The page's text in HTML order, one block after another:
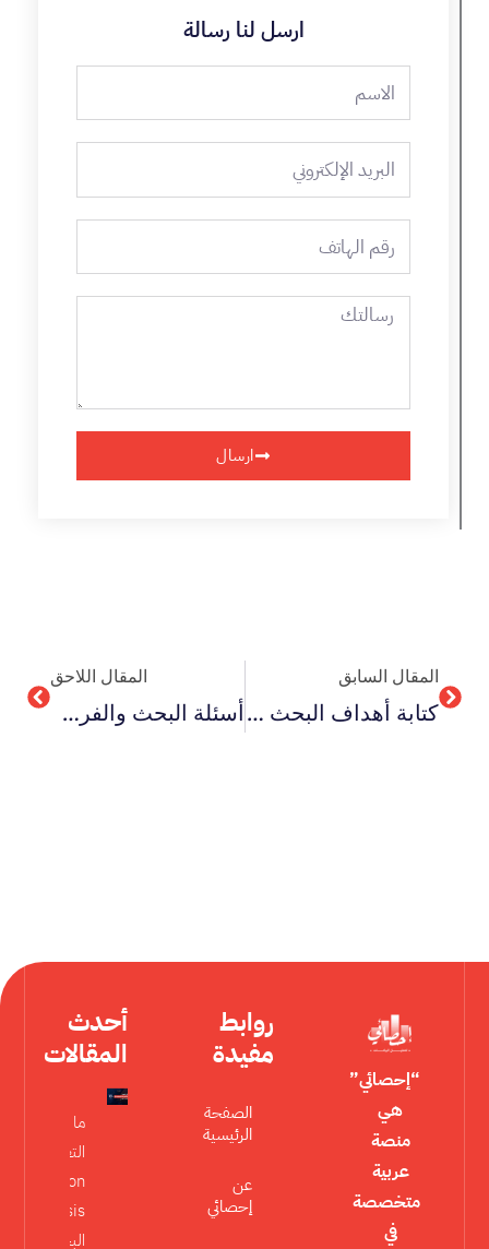
ارسل لنا رسالة
البريد
الإلكتروني
الهاتف
رسالتك
ارسال
المقال السابق
كتابة أهداف البحث العلمي باحترافية في 7 خطوات
المقال اللاحق
أسئلة البحث والفرضيات أعرف أهم 7 فروقات
“إحصائي”
هي
منصة
عربية
متخصصة
في
روابط
مفيدة
الصفحة
الرئيسية
عن
إحصائي
أحدث
المقالات
ما هو تحليل
التعديل
Moderation
البحث